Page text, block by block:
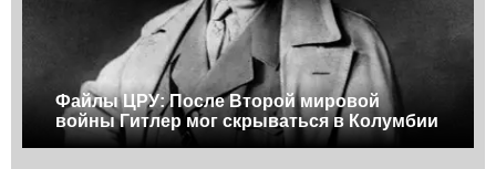
Файлы ЦРУ: После Второй мировой
войны Гитлер мог скрываться в Колумбии